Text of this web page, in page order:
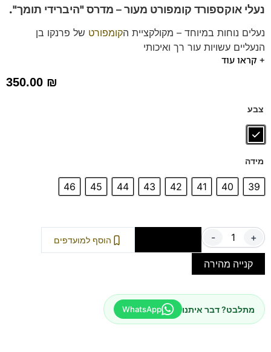
נעלי אוקספורד קומפורט מעור – מדרס "היברידי תומך".
נעלים נוחות במיוחד – מקולקציית הקומפורט של פרנקו בן
הנעליים עשויות עור רך ואיכותי
ספידות וביטנות נושמות וסופגות זיעה.
+ קראו עוד
350.00 ₪
צבע
מידה
39
40
41
42
43
44
45
46
- + הוסף למועדפים
קנייה מהירה
מתלבט? דבר איתנו WhatsApp